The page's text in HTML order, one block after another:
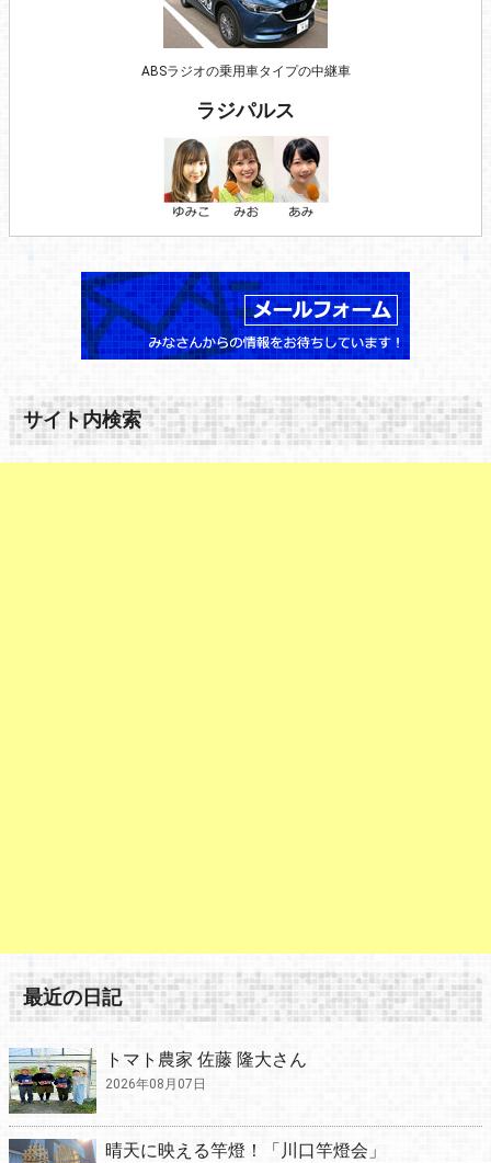
ABSラジオの乗用車タイプの中継車
ラジパルス
サイト内検索
最近の日記
トマト農家 佐藤 隆大さん
2026年08月07日
晴天に映える竿燈！「川口竿燈会」